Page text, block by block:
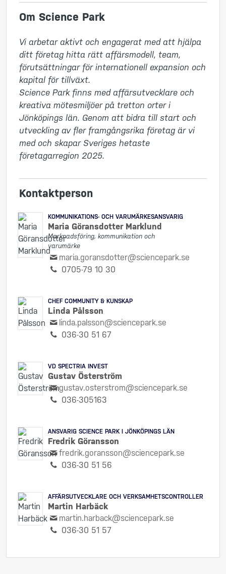
Om Science Park
Vi arbetar aktivt och engagerat med att hjälpa
ditt företag hitta rätt affärsmodell, team,
förutsättningar för internationell expansion och
kapital för tillväxt.
Science Park finns med affärsutvecklare och
kreativa mötesmiljöer på tretton orter i
Jönköpings län. Genom att bidra till start och
utveckling av fler framgångsrika företag är vi
med och skapar Sveriges hetaste
företagarregion 2025.
Kontaktperson
KOMMUNIKATIONS- OCH VARUMÄRKESANSVARIG
Maria Göransdotter Marklund
Marknadsföring, kommunikation och
varumärke
maria.goransdotter@sciencepark.se
0705-79 10 30
CHEF COMMUNITY & KUNSKAP
Linda Pålsson
linda.palsson@sciencepark.se
036-30 51 67
VD SPECTRIA INVEST
Gustav Österström
gustav.osterstrom@sciencepark.se
036-305163
ANSVARIG SCIENCE PARK I JÖNKÖPINGS LÄN
Fredrik Göransson
fredrik.goransson@sciencepark.se
036-30 51 56
AFFÄRSUTVECKLARE OCH VERKSAMHETSCONTROLLER
Martin Harbäck
martin.harback@sciencepark.se
036-30 51 57